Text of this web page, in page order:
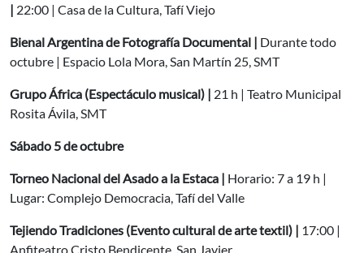
| 22:00 | Casa de la Cultura, Tafí Viejo
Bienal Argentina de Fotografía Documental | Durante todo
octubre | Espacio Lola Mora, San Martín 25, SMT
Grupo África (Espectáculo musical) | 21 h | Teatro Municipal
Rosita Ávila, SMT
Sábado 5 de octubre
Torneo Nacional del Asado a la Estaca | Horario: 7 a 19 h |
Lugar: Complejo Democracia, Tafí del Valle
Tejiendo Tradiciones (Evento cultural de arte textil) | 17:00 |
Anfiteatro Cristo Bendicente, San Javier